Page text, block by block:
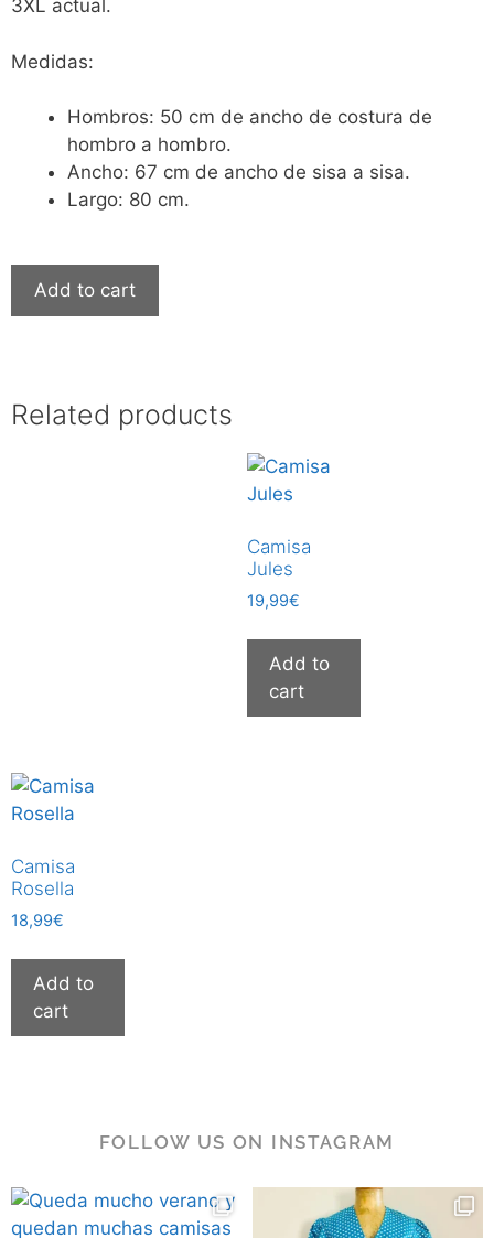
3XL actual.
Medidas:
Hombros: 50 cm de ancho de costura de
hombro a hombro.
Ancho: 67 cm de ancho de sisa a sisa.
Largo: 80 cm.
Add to cart
Related products
Camisa
Jules
19,99€
Add to
cart
Camisa
Rosella
18,99€
Add to
cart
FOLLOW US ON INSTAGRAM